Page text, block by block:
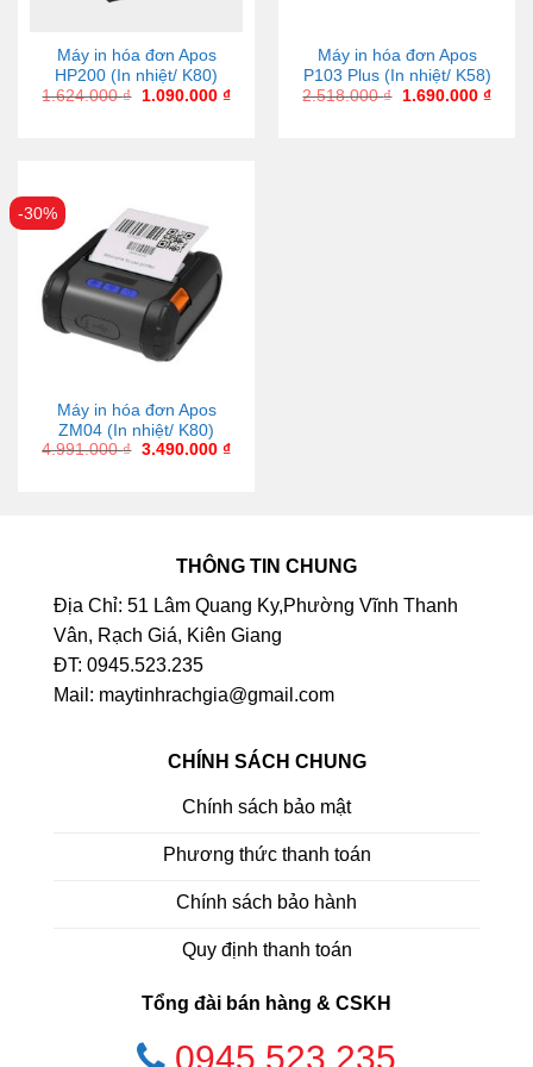
Máy in hóa đơn Apos
HP200 (In nhiệt/ K80)
1.624.000₫ 1.090.000 ₫
Máy in hóa đơn Apos
P103 Plus (In nhiệt/ K58)
2.518.000₫ 1.690.000 ₫
-30%
Máy in hóa đơn Apos
ZM04 (In nhiệt/ K80)
4.991.000₫ 3.490.000 ₫
THÔNG TIN CHUNG
Địa Chỉ: 51 Lâm Quang Ky,Phường Vĩnh Thanh
Vân, Rạch Giá, Kiên Giang
ĐT: 0945.523.235
Mail: maytinhrachgia@gmail.com
CHÍNH SÁCH CHUNG
Chính sách bảo mật
Phương thức thanh toán
Chính sách bảo hành
Quy định thanh toán
Tổng đài bán hàng & CSKH
0945.523.235